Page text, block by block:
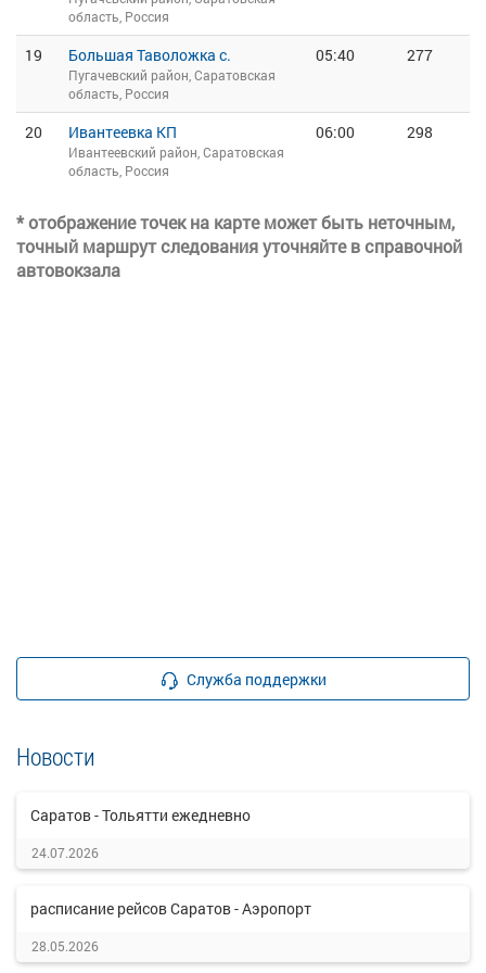
область, Россия
19 Большая Таволожка с.
Пугачевский район, Саратовская
область, Россия
05:40 277
20 Ивантеевка КП
Ивантеевский район, Саратовская
область, Россия
06:00 298
* отображение точек на карте может быть неточным,
точный маршрут следования уточняйте в справочной
автовокзала
Служба поддержки
Новости
Саратов - Тольятти ежедневно
24.07.2026
расписание рейсов Саратов - Аэропорт
28.05.2026